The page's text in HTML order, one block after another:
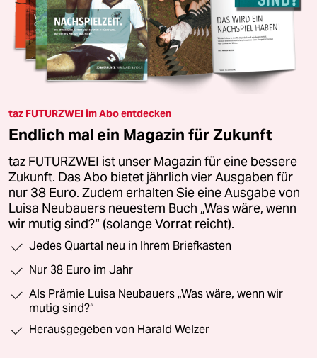
taz FUTURZWEI im Abo entdecken
Endlich mal ein Magazin für Zukunft
taz FUTURZWEI ist unser Magazin für eine bessere
Zukunft. Das Abo bietet jährlich vier Ausgaben für
nur 38 Euro. Zudem erhalten Sie eine Ausgabe von
Luisa Neubauers neuestem Buch „Was wäre, wenn
wir mutig sind?“ (solange Vorrat reicht).
Jedes Quartal neu in Ihrem Briefkasten
Nur 38 Euro im Jahr
Als Prämie Luisa Neubauers „Was wäre, wenn wir
mutig sind?“
Herausgegeben von Harald Welzer